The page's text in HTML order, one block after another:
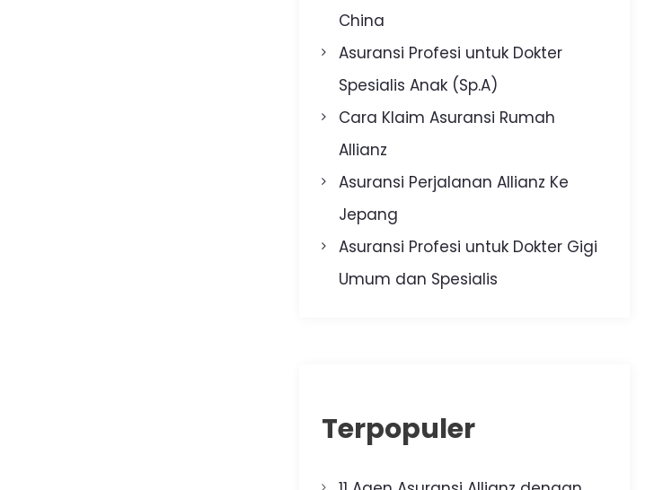
China
Asuransi Profesi untuk Dokter
Spesialis Anak (Sp.A)
Cara Klaim Asuransi Rumah
Allianz
Asuransi Perjalanan Allianz Ke
Jepang
Asuransi Profesi untuk Dokter Gigi
Umum dan Spesialis
Terpopuler